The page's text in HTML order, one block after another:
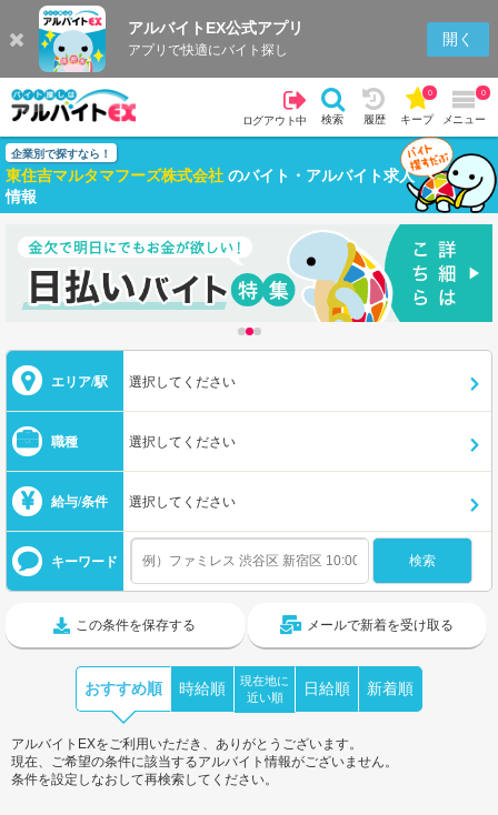
アルバイトEX公式アプリ
アプリで快適にバイト探し
開く
ログアウト中 検索 履歴 キープ
0
メニュー
0
企業別で探すなら！
東住吉マルタマフーズ株式会社 のバイト・アルバイト求人
情報
エリア/駅 選択してください
職種 選択してください
給与/条件 選択してください
キーワード
この条件を保存する メールで新着を受け取る
おすすめ順 時給順
現在地に
近い順
日給順 新着順
アルバイトEXをご利用いただき、ありがとうございます。
現在、ご希望の条件に該当するアルバイト情報がございません。
条件を設定しなおして再検索してください。